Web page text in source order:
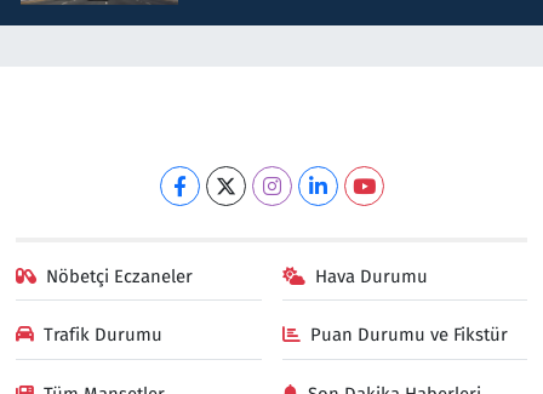
Nöbetçi Eczaneler Hava Durumu
Trafik Durumu Puan Durumu ve Fikstür